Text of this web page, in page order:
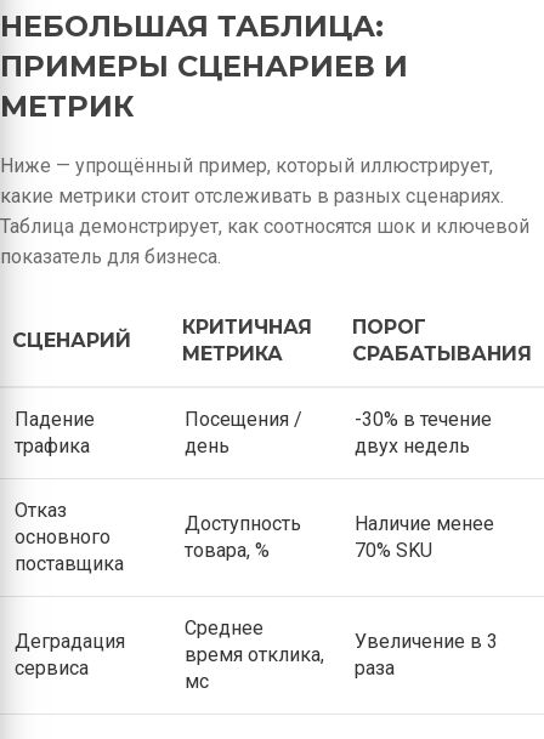
НЕБОЛЬШАЯ ТАБЛИЦА:
ПРИМЕРЫ СЦЕНАРИЕВ И
МЕТРИК
Ниже — упрощённый пример, который иллюстрирует,
какие метрики стоит отслеживать в разных сценариях.
Таблица демонстрирует, как соотносятся шок и ключевой
показатель для бизнеса.
СЦЕНАРИЙ
КРИТИЧНАЯ
МЕТРИКА
ПОРОГ
СРАБАТЫВАНИЯ
Падение
трафика
Посещения /
день
-30% в течение
двух недель
Отказ
основного
поставщика
Доступность
товара, %
Наличие менее
70% SKU
Деградация
сервиса
Среднее
время отклика,
мс
Увеличение в 3
раза